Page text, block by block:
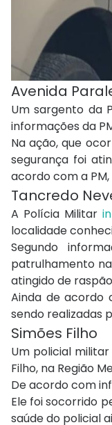
Avenida
Um sargento da
informações da
Na ação, que
segurança foi
acordo com a
Tancredo
A Polícia Militar
localidade
Segundo
patrulhamento
atingido de
Ainda de acordo
sendo realizadas
Simões Filho
Um policial
Filho, na Região
De acordo com
Ele foi socorrido
saúde do policial